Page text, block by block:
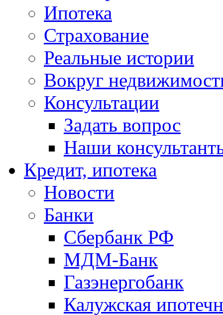
Ипотека
Страхование
Реальные истории
Вокруг
Консультации
Задать вопрос
Наши
Кредит, ипотека
Новости
Банки
Сбербанк РФ
МДМ-Банк
Газэнергобанк
Калужская